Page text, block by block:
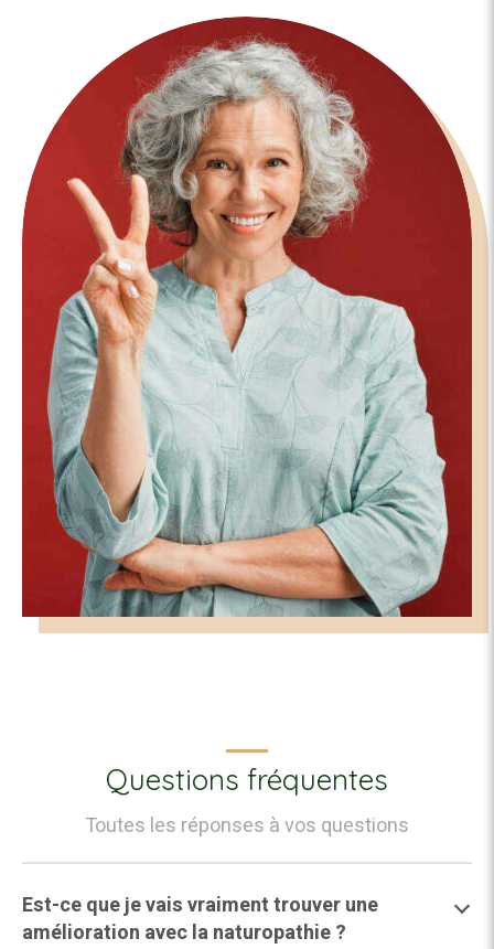
Questions fréquentes
Toutes les réponses à vos questions
Est-ce que je vais vraiment trouver une
amélioration avec la naturopathie ?